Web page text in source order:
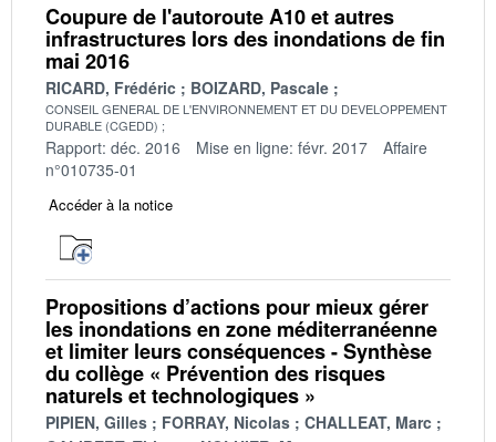
Coupure de l'autoroute A10 et autres
infrastructures lors des inondations de fin
mai 2016
RICARD, Frédéric BOIZARD, Pascale
CONSEIL GENERAL DE L'ENVIRONNEMENT ET DU DEVELOPPEMENT
DURABLE (CGEDD)
Rapport: déc. 2016 Mise en ligne: févr. 2017
Affaire
n°010735-01
Accéder à la notice
Propositions d’actions pour mieux gérer
les inondations en zone méditerranéenne
et limiter leurs conséquences - Synthèse
du collège « Prévention des risques
naturels et technologiques »
PIPIEN, Gilles FORRAY, Nicolas
CHALLEAT, Marc